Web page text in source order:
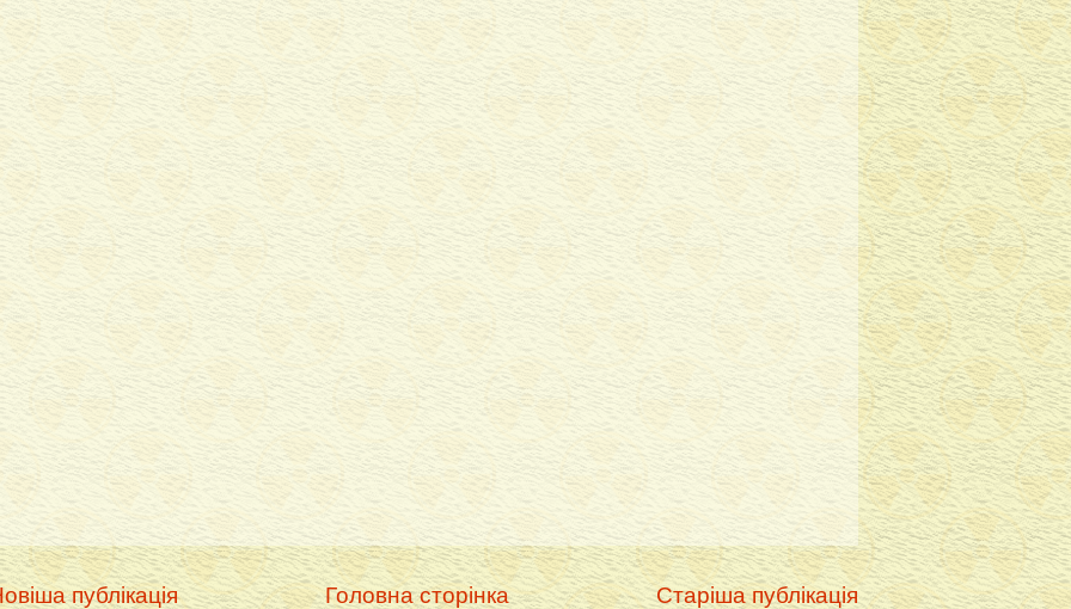
публікація Старіша публікація
Головна сторінка